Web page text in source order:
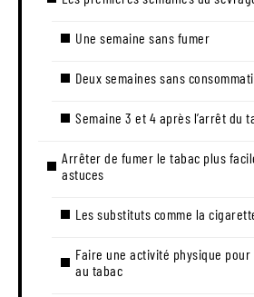
Une semaine sans fumer
Deux semaines sans
Semaine 3 et 4 après l’arrêt du
Arrêter de fumer le tabac plus
astuces
Les substituts comme la
Faire une activité physique
au tabac